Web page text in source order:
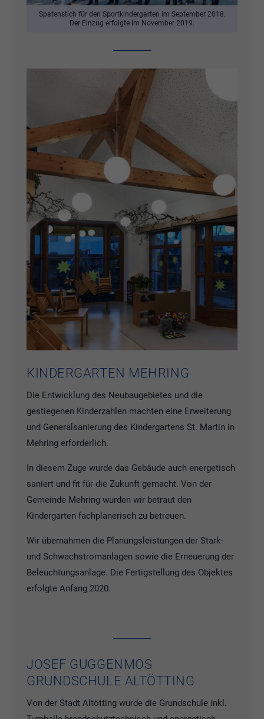
Spatenstich für den Sportkindergarten im September 2018.
Der Einzug erfolgte im November 2019.
KINDERGARTEN MEHRING
Die Entwicklung des Neubaugebietes und die
gestiegenen Kinderzahlen machten eine Erweiterung
und Generalsanierung des Kindergartens St. Martin in
Mehring erforderlich.
In diesem Zuge wurde das Gebäude auch energetisch
saniert und fit für die Zukunft gemacht. Von der
Gemeinde Mehring wurden wir betraut den
Kindergarten fachplanerisch zu betreuen.
Wir übernahmen die Planungsleistungen der Stark-
und Schwachstromanlagen sowie die Erneuerung der
Beleuchtungsanlage. Die Fertigstellung des Objektes
erfolgte Anfang 2020.
JOSEF GUGGENMOS
GRUNDSCHULE ALTÖTTING
Von der Stadt Altötting wurde die Grundschule inkl.